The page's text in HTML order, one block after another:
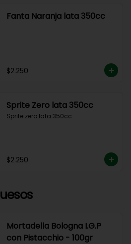
Fanta Naranja lata 350cc
$2.250
Sprite Zero lata 350cc
Sprite zero lata 350cc.
$2.250
Mortadella Bologna I.G.P
con Pistacchio - 100gr